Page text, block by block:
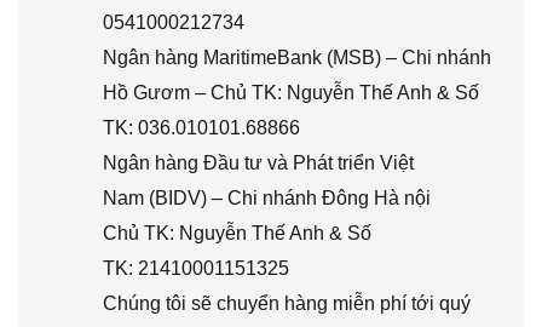
0541000212734
Ngân hàng MaritimeBank (MSB) – Chi nhánh
Hồ Gươm – Chủ TK: Nguyễn Thế Anh & Số
TK: 036.010101.68866
Ngân hàng Đầu tư và Phát triển Việt
Nam (BIDV) – Chi nhánh Đông Hà nội
Chủ TK: Nguyễn Thế Anh & Số
TK: 21410001151325
Chúng tôi sẽ chuyển hàng miễn phí tới quý